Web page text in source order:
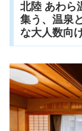
北陸 あわら
集う、温泉
な大人数向